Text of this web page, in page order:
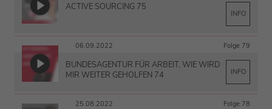
ACTIVE SOURCING 75
INFO
06.09.2022 Folge 79
BUNDESAGENTUR FÜR ARBEIT, WIE WIRD
MIR WEITER GEHOLFEN 74
INFO
25.08.2022 Folge 78